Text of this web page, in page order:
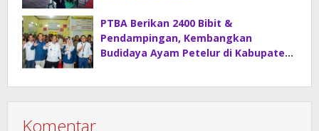
PTBA Berikan 2400 Bibit &
Pendampingan, Kembangkan
Budidaya Ayam Petelur di Kabupaten
Komentar